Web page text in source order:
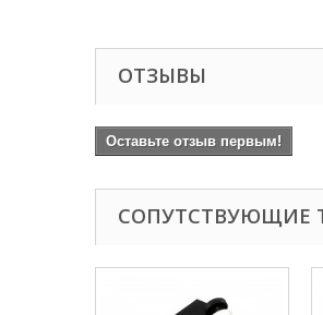
ОТЗЫВЫ
Оставьте отзыв первым!
СОПУТСТВУЮЩИЕ